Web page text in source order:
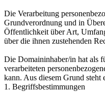
Die Verarbeitung
Grundverordnung und in
Öffentlichkeit über Art,
über die ihnen zustehenden
Die Domaininhaber/in hat als
verarbeiteten
kann. Aus diesem Grund steht
1. Begriffsbestimmungen